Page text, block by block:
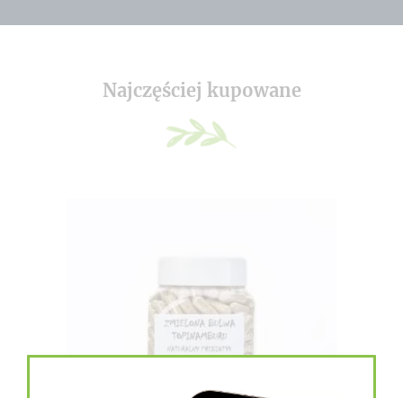
Najczęściej kupowane